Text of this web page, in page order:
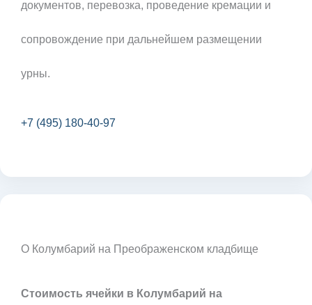
документов, перевозка, проведение кремации и
сопровождение при дальнейшем размещении
урны.
+7 (495) 180-40-97
О Колумбарий на Преображенском кладбище
Стоимость ячейки в Колумбарий на